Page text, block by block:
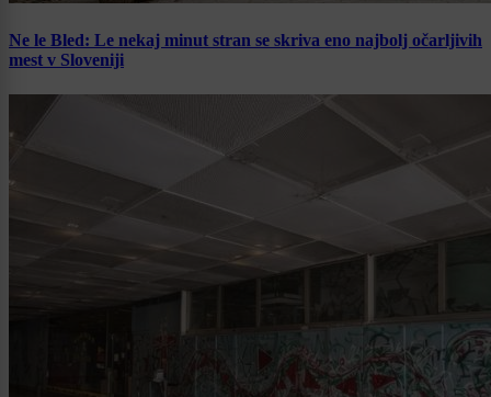
Ne le Bled: Le nekaj minut stran se skriva eno najbolj očarljivih
mest v Sloveniji